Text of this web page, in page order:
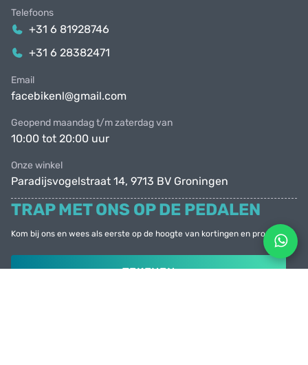
Telefoons
+31 6 81928746
+31 6 28382471
Email
facebikenl@gmail.com
Geopend maandag t/m zaterdag van
10:00 tot 20:00 uur
Onze winkel
Paradijsvogelstraat 14, 9713 BV Groningen
TRAP MET ONS OP DE PEDALEN
Kom bij ons en wees als eerste op de hoogte van kortingen en promoties
TEKENEN